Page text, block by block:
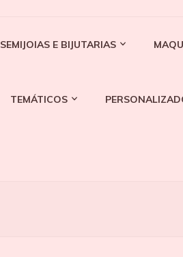
SEMIJOIAS E BIJUTARIAS
TEMÁTICOS